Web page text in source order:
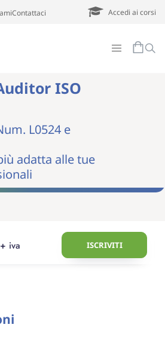
Contattaci Accedi ai corsi
ISO
L0524 e
adatta alle tue
+ iva ISCRIVITI